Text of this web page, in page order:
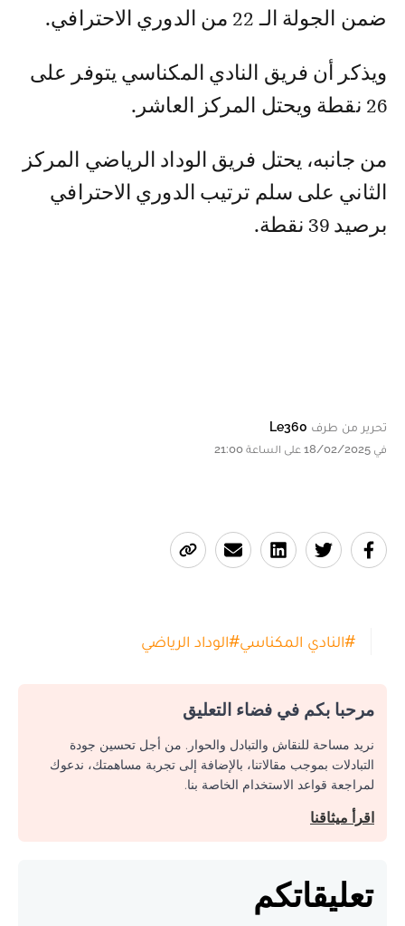
ضمن الجولة الـ 22 من الدوري الاحترافي.
ويذكر أن فريق النادي المكناسي يتوفر على
26 نقطة ويحتل المركز العاشر.
من جانبه، يحتل فريق الوداد الرياضي المركز
الثاني على سلم ترتيب الدوري الاحترافي
برصيد 39 نقطة.
تحرير من طرف Le360
في 18/02/2025 على الساعة 21:00
#النادي المكناسي#الوداد الرياضي
مرحبا بكم في فضاء التعليق
نريد مساحة للنقاش والتبادل والحوار. من أجل تحسين جودة
التبادلات بموجب مقالاتنا، بالإضافة إلى تجربة مساهمتك، ندعوك
لمراجعة قواعد الاستخدام الخاصة بنا.
اقرأ ميثاقنا
تعليقاتكم